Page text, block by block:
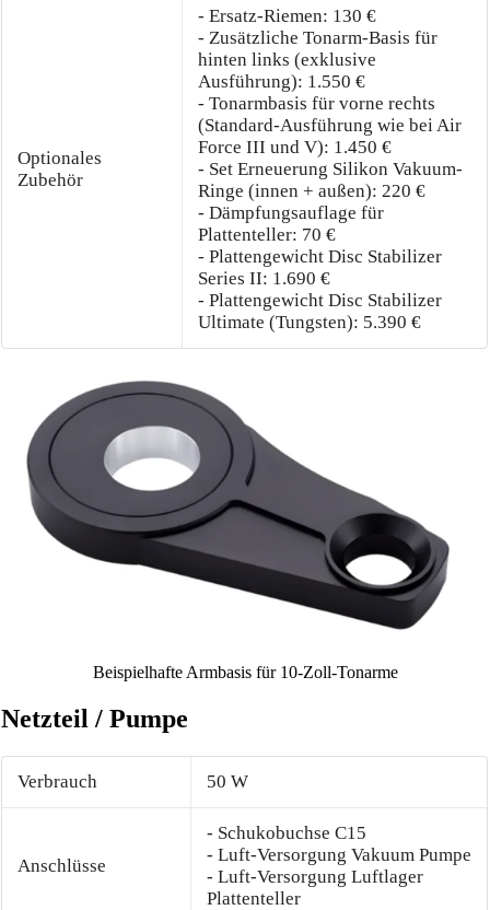
Optionales
Zubehör
- Ersatz-Riemen: 130 €
- Zusätzliche Tonarm-Basis für
hinten links (exklusive
Ausführung): 1.550 €
- Tonarmbasis für vorne rechts
(Standard-Ausführung wie bei Air
Force III und V): 1.450 €
- Set Erneuerung Silikon Vakuum-
Ringe (innen + außen): 220 €
- Dämpfungsauflage für
Plattenteller: 70 €
- Plattengewicht Disc Stabilizer
Series II: 1.690 €
- Plattengewicht Disc Stabilizer
Ultimate (Tungsten): 5.390 €
Beispielhafte Armbasis für 10-Zoll-Tonarme
Netzteil / Pumpe
Verbrauch 50 W
Anschlüsse
- Schukobuchse C15
- Luft-Versorgung Vakuum Pumpe
- Luft-Versorgung Luftlager
Plattenteller